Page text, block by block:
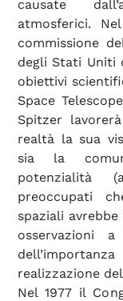
causate
atmosferici.
commissione
degli Stati Uniti
obiettivi
Space
Spitzer
realtà la sua
sia la
potenzialità
preoccupati
spaziali
osservazioni
realizzazione
Nel 1977 il